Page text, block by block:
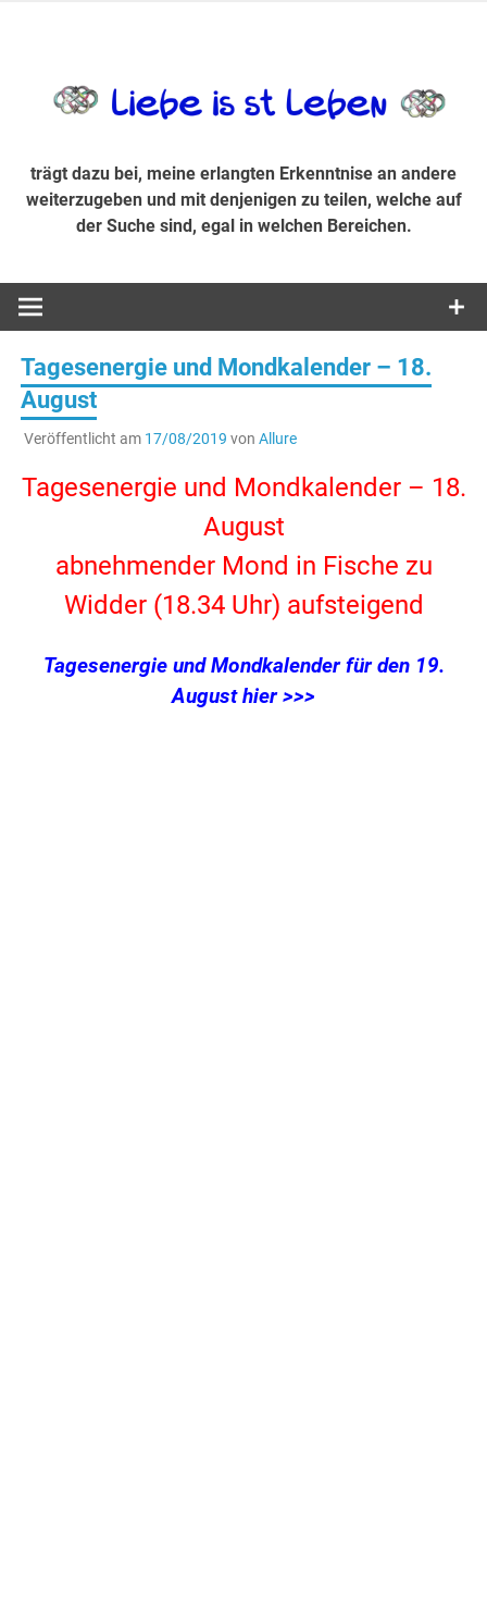
Suche sind, egal in welchen Bereichen.
trägt dazu bei, meine erlangten Erkenntnise an andere
weiterzugeben und mit denjenigen zu teilen, welche auf
der Suche sind, egal in welchen Bereichen.
Tagesenergie und Mondkalender – 18.
August
Veröffentlicht am 17/08/2019 von Allure
Tagesenergie und Mondkalender – 18.
August
abnehmender Mond in Fische zu
Widder (18.34 Uhr) aufsteigend
Tagesenergie und Mondkalender für den 19.
August hier >>>